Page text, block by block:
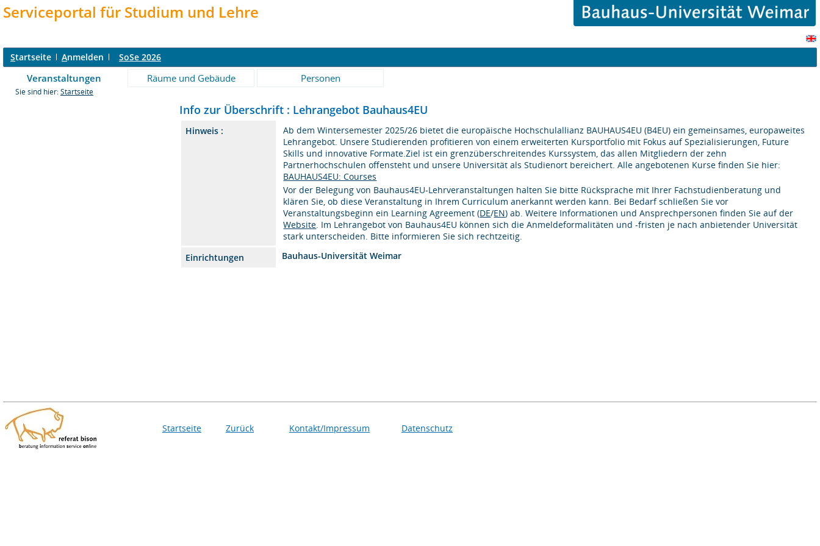
Serviceportal für Studium und Lehre
Startseite Anmelden SoSe 2026
Veranstaltungen Räume und Gebäude Personen
Sie sind hier: Startseite
Info zur Überschrift : Lehrangebot Bauhaus4EU
Hinweis :
Ab dem Wintersemester 2025/26 bietet die europäische Hochschulallianz BAUHAUS4EU (B4EU) ein gemeinsames, europaweites
Lehrangebot. Unsere Studierenden profitieren von einem erweiterten Kursportfolio mit Fokus auf Spezialisierungen, Future
Skills und innovative Formate.Ziel ist ein grenzüberschreitendes Kurssystem, das allen Mitgliedern der zehn
Partnerhochschulen offensteht und unsere Universität als Studienort bereichert. Alle angebotenen Kurse finden Sie hier:
BAUHAUS4EU: Courses
Vor der Belegung von Bauhaus4EU-Lehrveranstaltungen halten Sie bitte Rücksprache mit Ihrer Fachstudienberatung und
klären Sie, ob diese Veranstaltung in Ihrem Curriculum anerkannt werden kann. Bei Bedarf schließen Sie vor
Veranstaltungsbeginn ein Learning Agreement (DE/EN) ab. Weitere Informationen und Ansprechpersonen finden Sie auf der
Website. Im Lehrangebot von Bauhaus4EU können sich die Anmeldeformalitäten und -fristen je nach anbietender Universität
stark unterscheiden. Bitte informieren Sie sich rechtzeitig.
Einrichtungen
Bauhaus-Universität Weimar
Startseite Zurück Kontakt/Impressum Datenschutz